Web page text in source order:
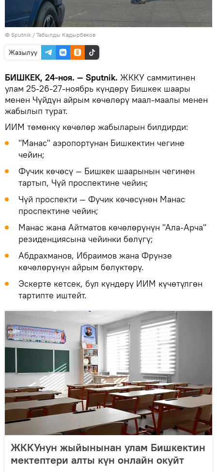
© Sputnik / Табылды Кадырбеков
Жазылуу
БИШКЕК, 24-ноя. — Sputnik. ЖККУ саммитинен
улам 25-26-27-ноябрь күндөрү Бишкек шаары
менен Чүйдүн айрым көчөлөрү маал-маалы менен
жабылып турат.
ИИМ төмөнкү көчөлөр жабыларын билдирди:
"Манас" аэропортунан Бишкектин чегине
чейин;
Фучик көчөсү — Бишкек шаарынын чегинен
тартып, Чүй проспектине чейин;
Чүй проспекти — Фучик көчөсүнөн Манас
проспектине чейин;
Манас жана Айтматов көчөлөрүнүн "Ала-Арча"
резиденциясына чейинки бөлүгү;
Абдрахманов, Ибраимов жана Фрунзе
көчөлөрүнүн айрым бөлүктөрү.
Эскерте кетсек, бул күндөрү ИИМ күчөтүлгөн
тартипте иштейт.
ЖККУнун жыйынынан улам Бишкектин
мектептери алты күн онлайн окуйт